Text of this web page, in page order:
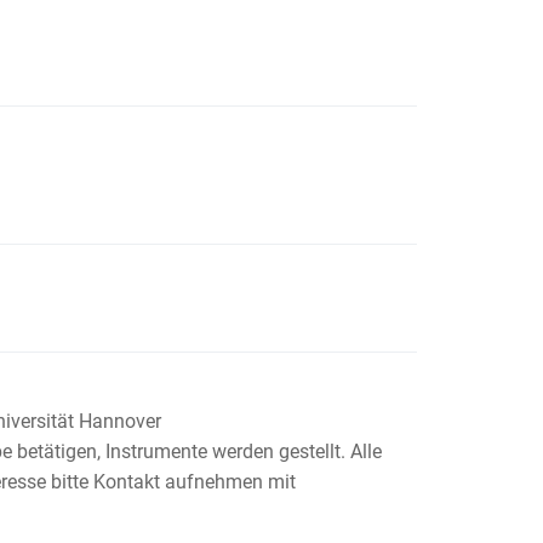
Hannover
betätigen, Instrumente werden gestellt. Alle
bitte Kontakt aufnehmen mit